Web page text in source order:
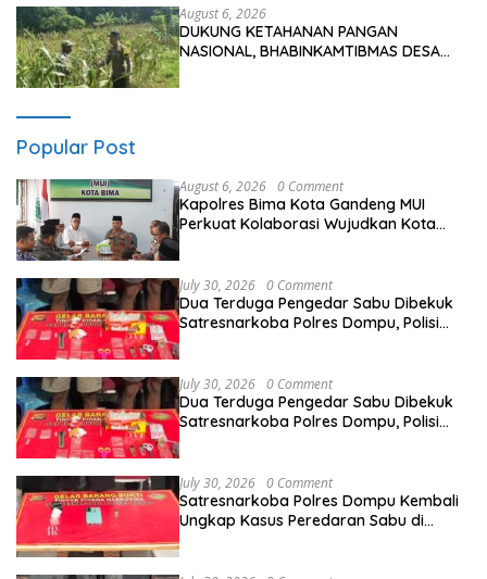
August 6, 2026
DUKUNG KETAHANAN PANGAN
NASIONAL, BHABINKAMTIBMAS DESA
Popular Post
August 6, 2026 0 Comment
Kapolres Bima Kota Gandeng MUI
Perkuat Kolaborasi Wujudkan Kota
July 30, 2026 0 Comment
Dua Terduga Pengedar Sabu Dibekuk
Satresnarkoba Polres Dompu, Polisi
July 30, 2026 0 Comment
Dua Terduga Pengedar Sabu Dibekuk
Satresnarkoba Polres Dompu, Polisi
July 30, 2026 0 Comment
Satresnarkoba Polres Dompu Kembali
Ungkap Kasus Peredaran Sabu di